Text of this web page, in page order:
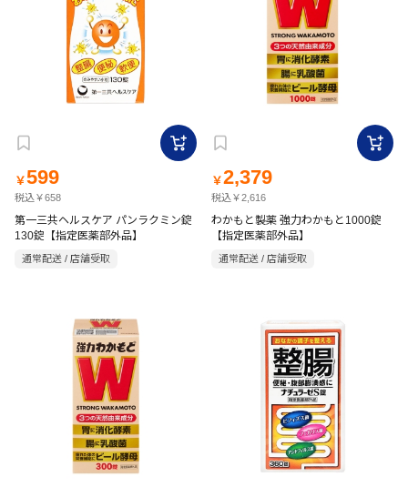
￥599
税込￥658
第一三共ヘルスケア パンラクミン錠
130錠【指定医薬部外品】
通常配送 / 店舗受取
￥2,379
税込￥2,616
わかもと製薬 強力わかもと1000錠
【指定医薬部外品】
通常配送 / 店舗受取